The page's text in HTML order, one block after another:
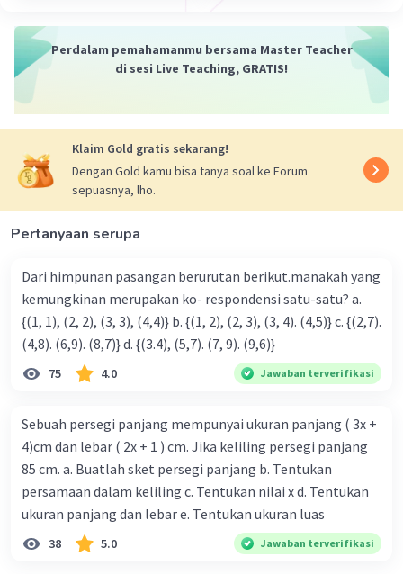
Perdalam pemahamanmu bersama Master Teacher
di sesi Live Teaching, GRATIS!
Klaim Gold gratis sekarang!
Dengan Gold kamu bisa tanya soal ke Forum
sepuasnya, lho.
Pertanyaan serupa
Dari himpunan pasangan berurutan berikut.manakah yang
kemungkinan merupakan ko- respondensi satu-satu? a.
{(1, 1), (2, 2), (3, 3), (4,4)} b. {(1, 2), (2, 3), (3, 4). (4,5)} c. {(2,7).
(4,8). (6,9). (8,7)} d. {(3.4), (5,7). (7, 9). (9,6)}
75 4.0 Jawaban terverifikasi
Sebuah persegi panjang mempunyai ukuran panjang ( 3x +
4)cm dan lebar ( 2x + 1 ) cm. Jika keliling persegi panjang
85 cm. a. Buatlah sket persegi panjang b. Tentukan
persamaan dalam keliling c. Tentukan nilai x d. Tentukan
ukuran panjang dan lebar e. Tentukan ukuran luas
38 5.0 Jawaban terverifikasi